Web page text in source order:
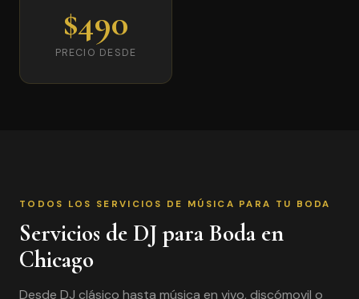
$490
PRECIO DESDE
TODOS LOS SERVICIOS DE MÚSICA PARA TU BODA
Servicios de DJ para Boda en
Chicago
Desde DJ clásico hasta música en vivo, discómovil o